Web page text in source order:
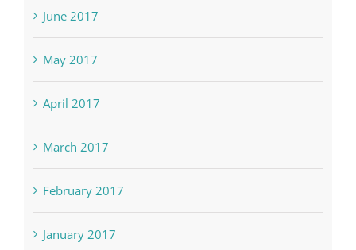
June 2017
May 2017
April 2017
March 2017
February 2017
January 2017